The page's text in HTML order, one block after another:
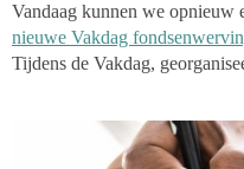
Vandaag kunnen we opnieuw
nieuwe Vakdag
Tijdens de Vakdag,
betalingsverkeer aan goede